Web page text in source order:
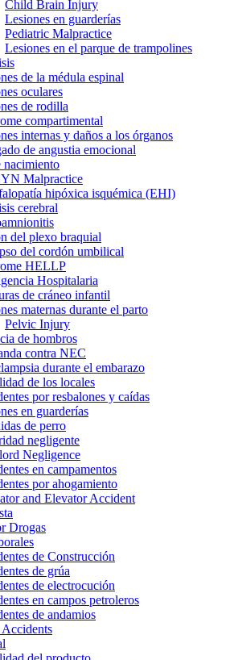
Child Brain Injury
Lesiones en guarderías
Pediatric Malpractice
Lesiones en el parque de trampolines
de la médula espinal
oculares
de rodilla
compartimental
internas y daños a los órganos
de angustia emocional
nacimiento
Malpractice
hipóxica isquémica (EHI)
cerebral
del plexo braquial
del cordón umbilical
HELLP
Hospitalaria
de cráneo infantil
maternas durante el parto
Pelvic Injury
de hombros
contra NEC
durante el embarazo
de los locales
por resbalones y caídas
en guarderías
de perro
negligente
Negligence
en campamentos
por ahogamiento
and Elevator Accident
Drogas
de Construcción
de grúa
de electrocución
en campos petroleros
de andamios